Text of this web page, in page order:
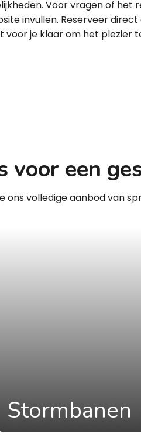
Voor vragen of het
invullen. Reserveer
je klaar om het plezier
voor een
ons volledige aanbod van
Stormbanen